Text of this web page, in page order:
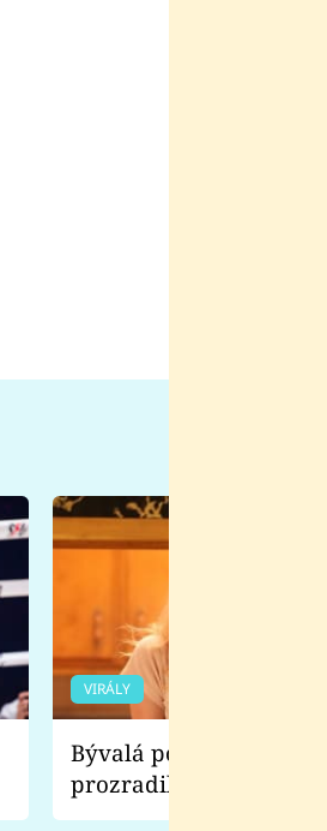
VIRÁLY
Bývalá pornoherečka
prozradila, co ji
natáčení Euforie.